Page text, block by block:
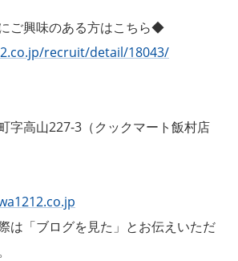
ご興味のある方はこちら◆
recruit/detail/18043/
字高山227-3（クックマート飯村店
は「ブログを見た」とお伝えいただ